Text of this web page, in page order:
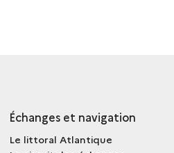
Échanges et navigation
Le littoral Atlantique